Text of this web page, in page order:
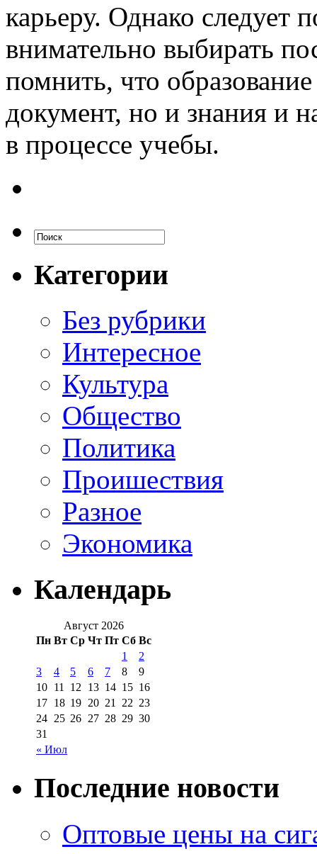
карьеру. Однако следует
внимательно выбирать
помнить, что
документ, но и знания и
в процессе учебы.
Категории
Без рубрики
Интересное
Культура
Общество
Политика
Проишествия
Разное
Экономика
Календарь
Август 2026
Пн Вт Ср Чт Пт Сб Вс
« Июл
1
2
3
4 5 6 7 8
9
10 11 12 13 14 15 16
17 18 19 20 21 22 23
24 25 26 27 28 29 30
31
Последние новости
Оптовые цены на